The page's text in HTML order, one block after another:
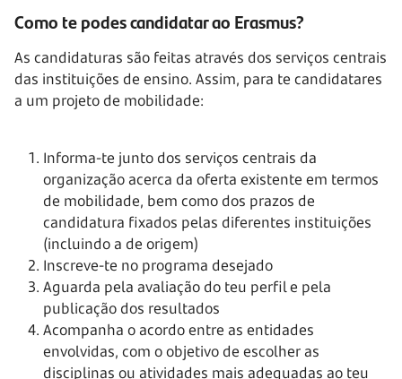
Como te podes candidatar ao Erasmus?
As candidaturas são feitas através dos serviços centrais
das instituições de ensino. Assim, para te candidatares
a um projeto de mobilidade:
Informa-te junto dos serviços centrais da
organização acerca da oferta existente em termos
de mobilidade, bem como dos prazos de
candidatura fixados pelas diferentes instituições
(incluindo a de origem)
Inscreve-te no programa desejado
Aguarda pela avaliação do teu perfil e pela
publicação dos resultados
Acompanha o acordo entre as entidades
envolvidas, com o objetivo de escolher as
disciplinas ou atividades mais adequadas ao teu